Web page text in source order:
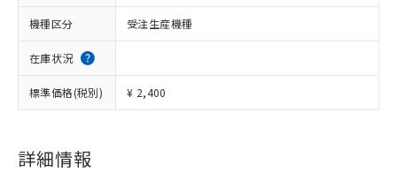
機種区分 受注生産機種
在庫状況
標準価格(税別) ¥ 2,400
詳細情報